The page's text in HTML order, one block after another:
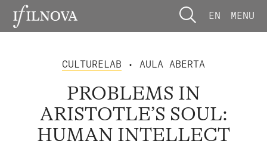
EN MENU
CULTURELAB • AULA ABERTA
PROBLEMS IN
ARISTOTLE’S SOUL:
HUMAN INTELLECT